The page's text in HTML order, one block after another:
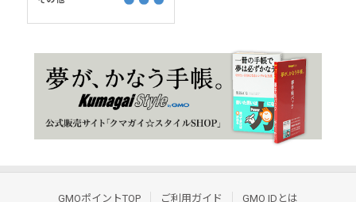
GMOポイントTOP ご利用ガイド
GMO IDとは